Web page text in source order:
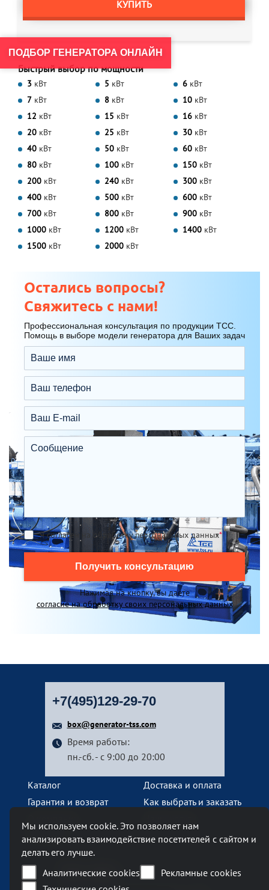
КУПИТЬ
Быстрый выбор по мощности
3 кВт 5 кВт 6 кВт
7 кВт 8 кВт 10 кВт
12 кВт 15 кВт 16 кВт
20 кВт 25 кВт 30 кВт
40 кВт 50 кВт 60 кВт
80 кВт 100 кВт 150 кВт
200 кВт 240 кВт 300 кВт
400 кВт 500 кВт 600 кВт
700 кВт 800 кВт 900 кВт
1000 кВт 1200 кВт 1400 кВт
1500 кВт 2000 кВт
Остались вопросы?
Свяжитесь с нами!
Профессиональная консультация по продукции ТСС.
Помощь в выборе модели генератора для Ваших задач
Я согласен на обработку персональных данных*
Получить консультацию
Нажимая на кнопку, вы даете
согласие на обработку своих персональных данных
+7(495)129-29-70
box@generator-tss.com
Время работы:
пн.-сб. - с 9:00 до 20:00
Каталог
Доставка и оплата
Гарантия и возврат
Как выбрать и заказать
Контакты
Наш офис
ПОДБОР ГЕНЕРАТОРА ОНЛАЙН
Мы используем cookie. Это позволяет нам
анализировать взаимодействие посетителей с сайтом и
делать его лучше.
Аналитические cookies
Рекламные cookies